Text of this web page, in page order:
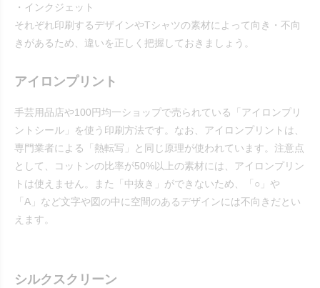
・インクジェット
それぞれ印刷するデザインやTシャツの素材によって向き・不向
きがあるため、違いを正しく把握しておきましょう。
アイロンプリント
手芸用品店や100円均一ショップで売られている「アイロンプリ
ントシール」を使う印刷方法です。なお、アイロンプリントは、
専門業者による「熱転写」と同じ原理が使われています。注意点
として、コットンの比率が50%以上の素材には、アイロンプリン
トは使えません。また「中抜き」ができないため、「○」や
「A」など文字や図の中に空間のあるデザインには不向きだとい
えます。
シルクスクリーン